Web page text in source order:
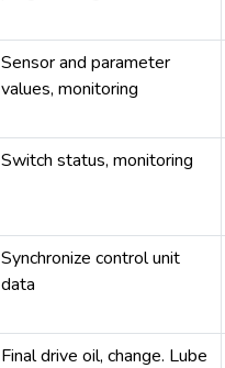
Sensor and parameter
values, monitoring
Switch status, monitoring
Synchronize control unit
data
Final drive oil, change. Lube